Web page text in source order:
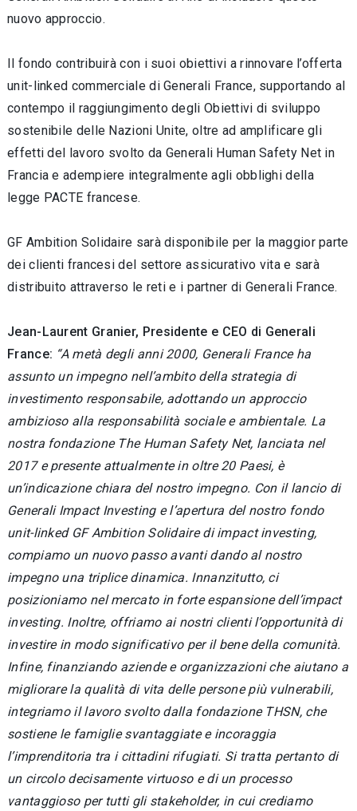
nuovo approccio.
Il fondo contribuirà con i suoi obiettivi a rinnovare l’offerta
unit-linked commerciale di Generali France, supportando al
contempo il raggiungimento degli Obiettivi di sviluppo
sostenibile delle Nazioni Unite, oltre ad amplificare gli
effetti del lavoro svolto da Generali Human Safety Net in
Francia e adempiere integralmente agli obblighi della
legge PACTE francese.
GF Ambition Solidaire sarà disponibile per la maggior parte
dei clienti francesi del settore assicurativo vita e sarà
distribuito attraverso le reti e i partner di Generali France.
Jean-Laurent Granier, Presidente e CEO di Generali
France: “A metà degli anni 2000, Generali France ha
assunto un impegno nell’ambito della strategia di
investimento responsabile, adottando un approccio
ambizioso alla responsabilità sociale e ambientale. La
nostra fondazione The Human Safety Net, lanciata nel
2017 e presente attualmente in oltre 20 Paesi, è
un’indicazione chiara del nostro impegno. Con il lancio di
Generali Impact Investing e l’apertura del nostro fondo
unit-linked GF Ambition Solidaire di impact investing,
compiamo un nuovo passo avanti dando al nostro
impegno una triplice dinamica. Innanzitutto, ci
posizioniamo nel mercato in forte espansione dell’impact
investing. Inoltre, offriamo ai nostri clienti l’opportunità di
investire in modo significativo per il bene della comunità.
Infine, finanziando aziende e organizzazioni che aiutano a
migliorare la qualità di vita delle persone più vulnerabili,
integriamo il lavoro svolto dalla fondazione THSN, che
sostiene le famiglie svantaggiate e incoraggia
l’imprenditoria tra i cittadini rifugiati. Si tratta pertanto di
un circolo decisamente virtuoso e di un processo
vantaggioso per tutti gli stakeholder, in cui crediamo